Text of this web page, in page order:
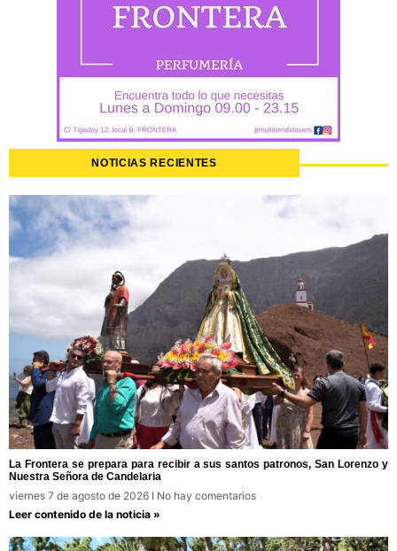
NOTICIAS RECIENTES
La Frontera se prepara para recibir a sus santos patronos, San Lorenzo y
Nuestra Señora de Candelaria
viernes 7 de agosto de 2026
No hay comentarios
Leer contenido de la noticia »